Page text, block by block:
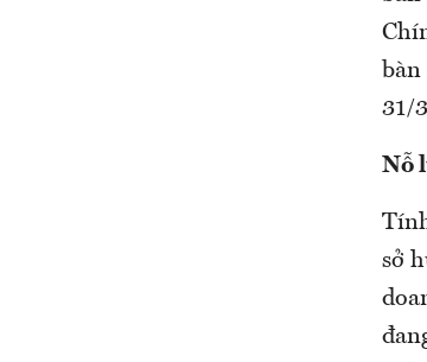
bàn
31/
Nỗ
sở